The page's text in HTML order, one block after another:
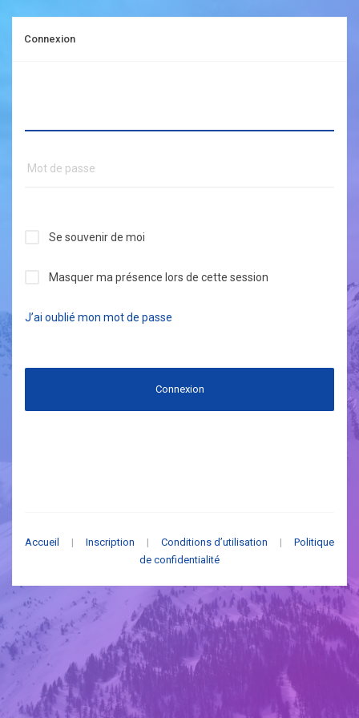
Connexion
Se souvenir de moi
Masquer ma présence lors de cette session
J’ai oublié mon mot de passe
Connexion
Accueil | Inscription | Conditions d’utilisation |
Politique
de confidentialité